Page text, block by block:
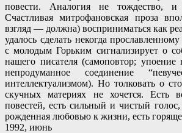
повести. Аналогия не тождество, и
Счастливая митрофановская проза
взгляд — должна) восприниматься как
удалось сделать некогда
с молодым Горьким сигнализирует о
нашего писателя (самоповтор; упоение
непродуманное соединение
интеллектуализмом). Но толковать о
скучных материях не хочется. Есть
повестей, есть сильный и чистый
рожденная любовью к жизни, есть
1992, июнь